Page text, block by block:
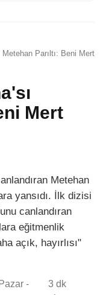
Parıltı: Beni Mert
Mert
Metehan
yansıdı. İlk dizisi
canlandıran
eğitmenlik
açık, hayırlısı"
-
3 dk